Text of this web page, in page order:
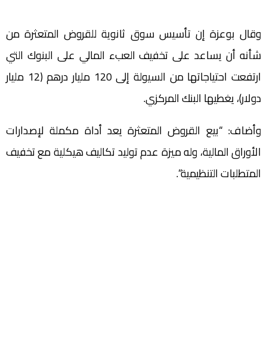
وقال بوعزة إن تأسيس سوق ثانوية للقروض المتعثرة من
شأنه أن يساعد على تخفيف العبء المالي على البنوك التي
ارتفعت احتياجاتها من السيولة إلى 120 مليار درهم (12 مليار
دولار)، يغطيها البنك المركزي.
وأضاف: “بيع القروض المتعثرة يعد أداة مكملة لإصدارات
الأوراق المالية، وله ميزة عدم توليد تكاليف هيكلية مع تخفيف
المتطلبات التنظيمية”.